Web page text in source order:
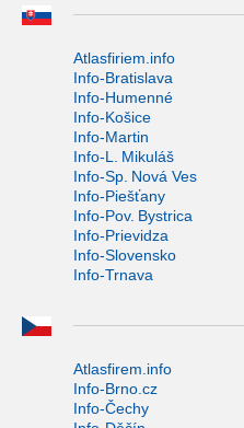
Atlasfiriem.info
Info-Bratislava
Info-Humenné
Info-Košice
Info-Martin
Info-L. Mikuláš
Info-Sp. Nová Ves
Info-Piešťany
Info-Pov. Bystrica
Info-Prievidza
Info-Slovensko
Info-Trnava
Atlasfirem.info
Info-Brno.cz
Info-Čechy